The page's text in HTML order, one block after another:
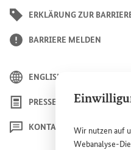
Wir nutzen auf
Webanalyse-
ERKLÄRUNG ZUR
BARRIERE MELDEN
ENGLISH
PRESSE
KONTAKT